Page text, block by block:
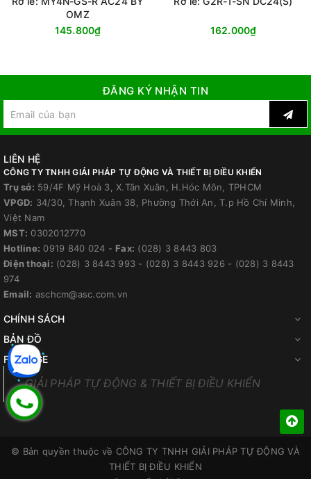
OMZ
145.800₫
162.000₫
ĐĂNG KÝ NHẬN TIN
LIÊN HỆ
CÔNG TY TNHH GIẢI PHÁP TỰ ĐỘNG VÀ THIẾT BỊ ĐIỀU KHIỂN
Trụ sở: 59/4F Mỹ Hoà 3, X.Tân Xuân, H.Hóc Môn, TPHCM
VPGD: 34/30, Thạnh Xuân 38, Phường Thới An, T.p Hồ Chí Minh,
Việt Nam
MST: 0302012770
Hotline: 0919 840 024 - Fax: (028) 3 8443 803
Điện thoại: (028) 3 8443 993 - (028) 3 8443 926 - (028) 3 8443
974
Email: aschcm@asc.com.vn
CHÍNH SÁCH
BẢN ĐỒ
FANPAGE
GIẢI PHÁP TỰ ĐỘNG & THIẾT BỊ ĐIỀU KHIỂN
© Bản quyền thuộc về CÔNG TY TNHH GIẢI PHÁP TỰ ĐỘNG VÀ
THIẾT BỊ ĐIỀU KHIỂN